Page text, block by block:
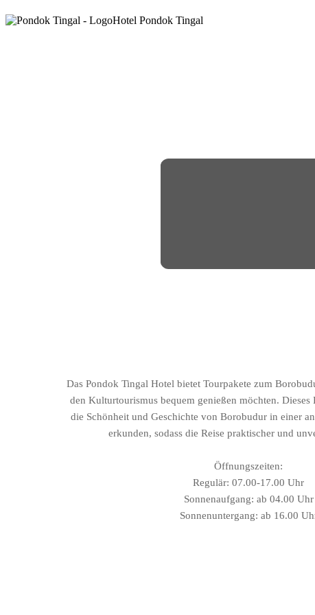
Hotel Pondok Tingal
Das Pondok Tingal Hotel bietet Tourpakete zum
den Kulturtourismus bequem genießen möchten. Dieses
die Schönheit und Geschichte von Borobudur in einer
erkunden, sodass die Reise praktischer und
Öffnungszeiten:
Regulär: 07.00-17.00 Uhr
Sonnenaufgang: ab 04.00 Uhr
Sonnenuntergang: ab 16.00